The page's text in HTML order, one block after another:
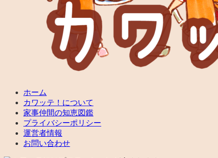
ホーム
カワッテ！について
家事仲間の知恵図鑑
プライバシーポリシー
運営者情報
お問い合わせ